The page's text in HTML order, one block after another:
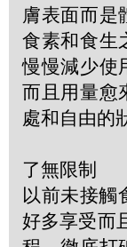
膚表面而是
食素和食生
慢慢減少使
而且用量愈
處和自由的
了無限制
以前未接觸
好多享受而